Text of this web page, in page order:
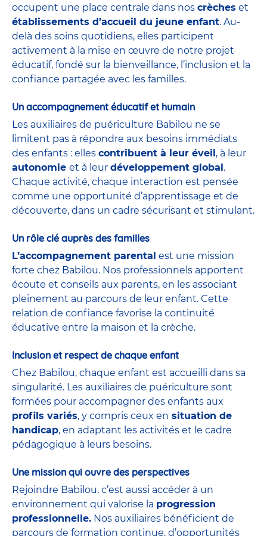
occupent une place centrale dans nos crèches et
établissements d’accueil du jeune enfant. Au-
delà des soins quotidiens, elles participent
activement à la mise en œuvre de notre projet
éducatif, fondé sur la bienveillance, l’inclusion et la
confiance partagée avec les familles.
Un accompagnement éducatif et humain
Les auxiliaires de puériculture Babilou ne se
limitent pas à répondre aux besoins immédiats
des enfants : elles contribuent à leur éveil , à leur
autonomie et à leur développement global .
Chaque activité, chaque interaction est pensée
comme une opportunité d’apprentissage et de
découverte, dans un cadre sécurisant et stimulant.
Un rôle clé auprès des familles
L’accompagnement parental est une mission
forte chez Babilou. Nos professionnels apportent
écoute et conseils aux parents, en les associant
pleinement au parcours de leur enfant. Cette
relation de confiance favorise la continuité
éducative entre la maison et la crèche.
Inclusion et respect de chaque enfant
Chez Babilou, chaque enfant est accueilli dans sa
singularité. Les auxiliaires de puériculture sont
formées pour accompagner des enfants aux
profils variés, y compris ceux en situation de
handicap, en adaptant les activités et le cadre
pédagogique à leurs besoins.
Une mission qui ouvre des perspectives
Rejoindre Babilou, c’est aussi accéder à un
environnement qui valorise la progression
professionnelle. Nos auxiliaires bénéficient de
parcours de formation continue, d’opportunités